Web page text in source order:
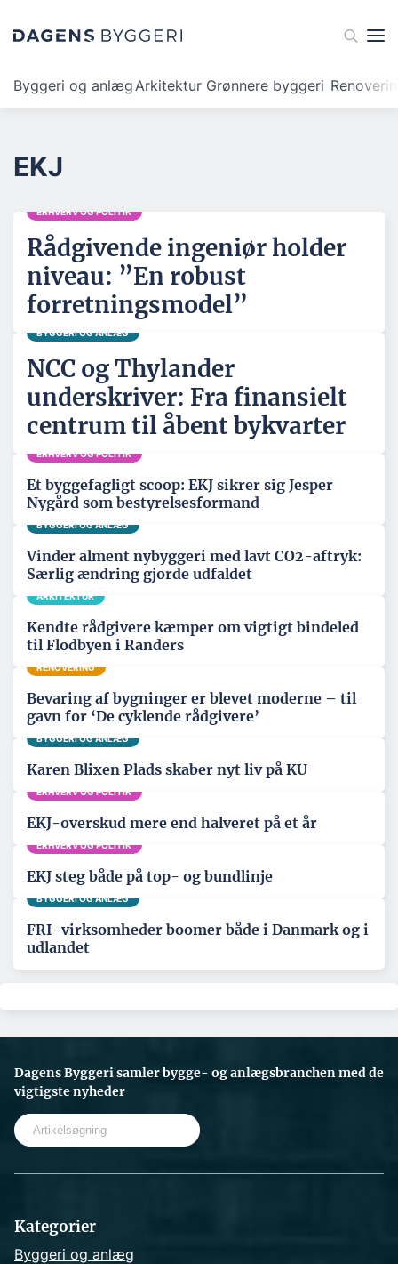
Byggeri og anlægArkitektur Grønnere byggeri
EKJ
ERHVERV OG POLITIK
Rådgivende ingeniør holder
niveau: ”En robust
forretningsmodel”
BYGGERI OG ANLÆG
NCC og Thylander
underskriver: Fra finansielt
centrum til åbent bykvarter
ERHVERV OG POLITIK
Et byggefagligt scoop: EKJ sikrer sig Jesper
Nygård som bestyrelsesformand
BYGGERI OG ANLÆG
Vinder alment nybyggeri med lavt CO2-aftryk:
Særlig ændring gjorde udfaldet
ARKITEKTUR
Kendte rådgivere kæmper om vigtigt bindeled
til Flodbyen i Randers
RENOVERING
Bevaring af bygninger er blevet moderne – til
gavn for ‘De cyklende rådgivere’
BYGGERI OG ANLÆG
Karen Blixen Plads skaber nyt liv på KU
ERHVERV OG POLITIK
EKJ-overskud mere end halveret på et år
ERHVERV OG POLITIK
EKJ steg både på top- og bundlinje
BYGGERI OG ANLÆG
FRI-virksomheder boomer både i Danmark og i
udlandet
Dagens Byggeri samler bygge- og anlægsbranchen med de
vigtigste nyheder
Kategorier
Byggeri og anlæg